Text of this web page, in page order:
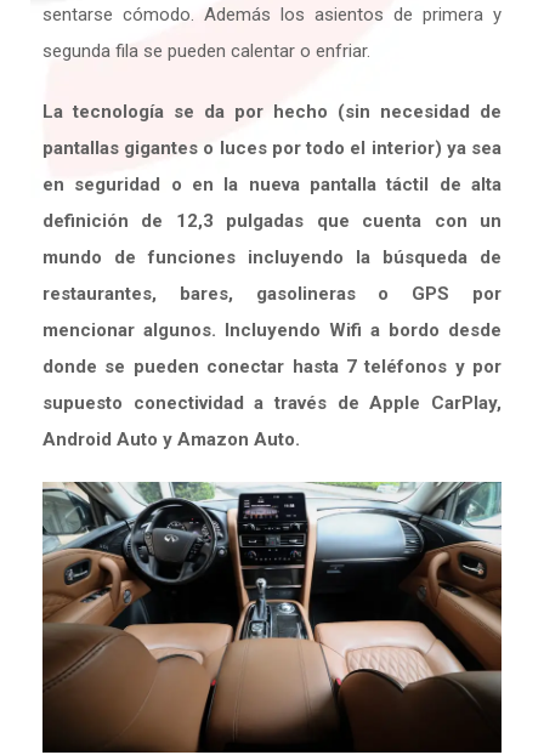
sentarse cómodo. Además los asientos de primera y
segunda fila se pueden calentar o enfriar.
La tecnología se da por hecho (sin necesidad de
pantallas gigantes o luces por todo el interior) ya sea
en seguridad o en la nueva pantalla táctil de alta
definición de 12,3 pulgadas que cuenta con un
mundo de funciones incluyendo la búsqueda de
restaurantes, bares, gasolineras o GPS por
mencionar algunos. Incluyendo Wifi a bordo desde
donde se pueden conectar hasta 7 teléfonos y por
supuesto conectividad a través de Apple CarPlay,
Android Auto y Amazon Auto.